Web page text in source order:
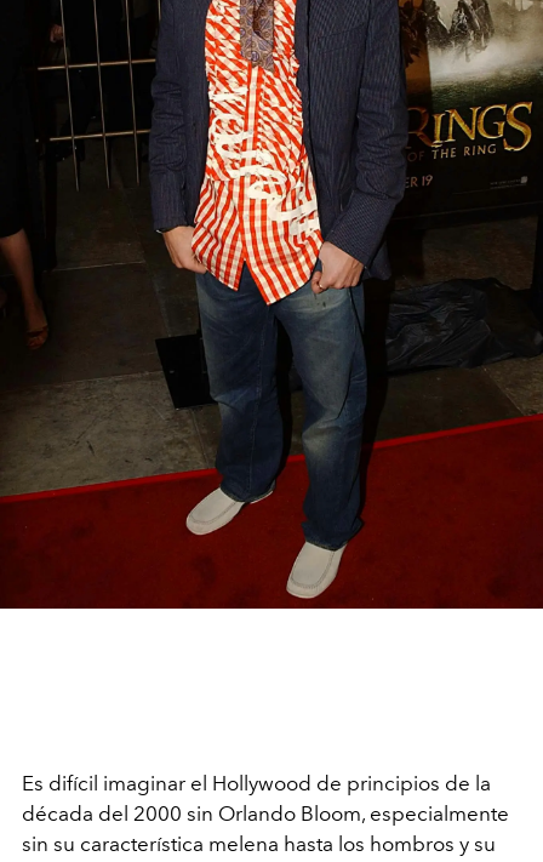
Es difícil imaginar el Hollywood de principios de la
década del 2000 sin Orlando Bloom, especialmente
sin su característica melena hasta los hombros y su